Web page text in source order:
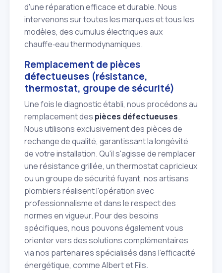
d'une réparation efficace et durable. Nous
intervenons sur toutes les marques et tous les
modèles, des cumulus électriques aux
chauffe‑eau thermodynamiques.
Remplacement de pièces
défectueuses (résistance,
thermostat, groupe de sécurité)
Une fois le diagnostic établi, nous procédons au
remplacement des pièces défectueuses.
Nous utilisons exclusivement des pièces de
rechange de qualité, garantissant la longévité
de votre installation. Qu'il s'agisse de remplacer
une résistance grillée, un thermostat capricieux
ou un groupe de sécurité fuyant, nos artisans
plombiers réalisent l'opération avec
professionnalisme et dans le respect des
normes en vigueur. Pour des besoins
spécifiques, nous pouvons également vous
orienter vers des solutions complémentaires
via nos partenaires spécialisés dans l'efficacité
énergétique, comme Albert et Fils.